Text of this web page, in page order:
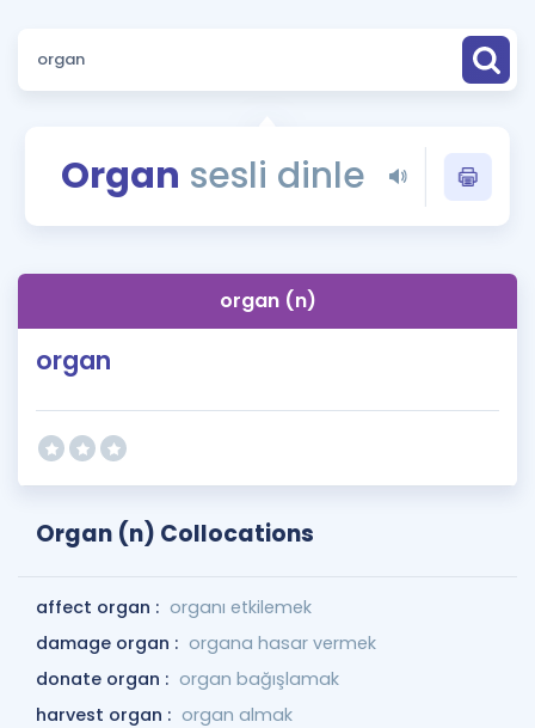
Sözlük
Rehberlik Aracı
Blog
İngilizce Gramer
Organ sesli dinle
organ (n)
organ
Organ (n) Collocations
affect organ : organı etkilemek
damage organ : organa hasar vermek
donate organ : organ bağışlamak
harvest organ : organ almak